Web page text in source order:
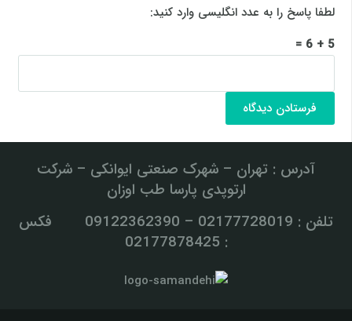
لطفا پاسخ را به عدد انگلیسی وارد کنید:
5 + 6 =
فرستادن دیدگاه
آدرس : تهران – شهرک صنعتی ایوانکی – شرکت
ارتوپدی پارسا طب اوزان
تلفن : 02177728019 – 09122362390 فکس
: 02177878425